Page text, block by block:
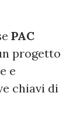
PAC
progetto
e
chiavi di